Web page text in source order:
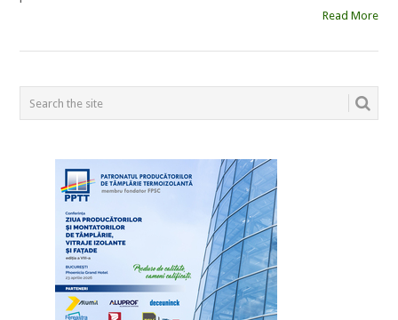
Read More
POSTS
NAVIGATION